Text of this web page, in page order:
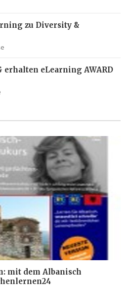
zu Diversity &
erhalten eLearning AWARD
mit dem Albanisch